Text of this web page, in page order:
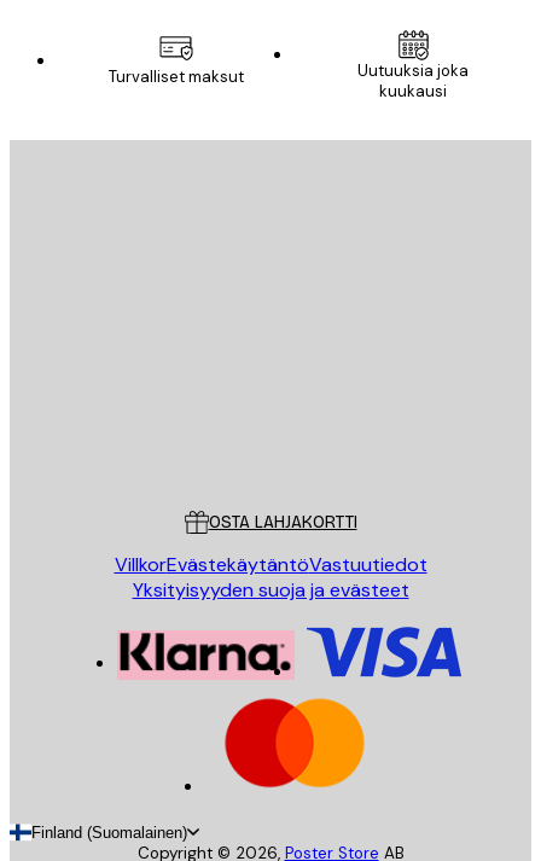
Turvalliset maksut
Uutuuksia joka
kuukausi
OSTA LAHJAKORTTI
VillkorEvästekäytäntöVastuutiedot
Yksityisyyden suoja ja evästeet
Finland (Suomalainen)
Copyright © 2026, Poster Store AB